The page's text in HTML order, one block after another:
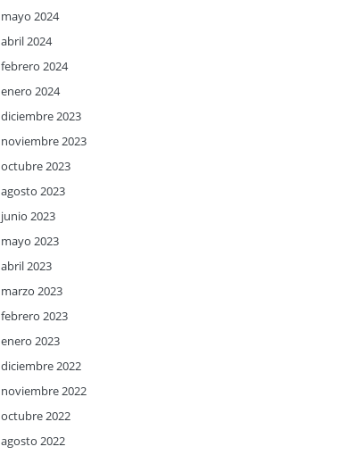
mayo 2024
abril 2024
febrero 2024
enero 2024
diciembre 2023
noviembre 2023
octubre 2023
agosto 2023
junio 2023
mayo 2023
abril 2023
marzo 2023
febrero 2023
enero 2023
diciembre 2022
noviembre 2022
octubre 2022
agosto 2022